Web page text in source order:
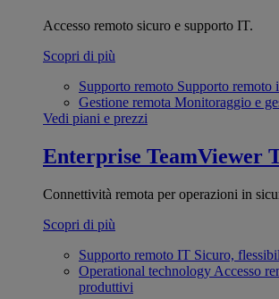
Accesso remoto sicuro e supporto IT.
Scopri di più
Supporto remoto Supporto remoto
Gestione remota Monitoraggio e
Vedi piani e prezzi
Enterprise TeamViewer
Connettività remota per operazioni in
Scopri di più
Supporto remoto IT Sicuro,
Operational technology Accesso
produttivi